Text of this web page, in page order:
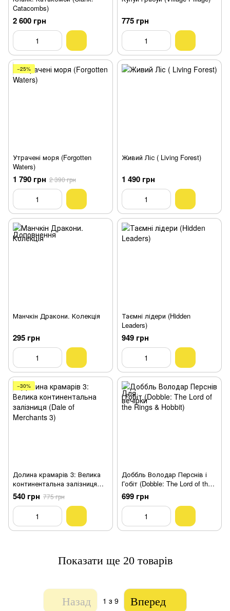
Catacombs)
2 600 грн 775 грн
−25%
Утрачені моря (Forgotten
Waters)
1 790 грн 2 390 грн
Живий Ліс ( Living Forest)
1 490 грн
Манчкін Дракони. Колекція
295 грн
Таємні лідери (Hidden
Leaders)
949 грн
−30%
Долина крамарів 3: Велика
континентальна залізниця
(Dale of Merchants 3)
540 грн 775 грн
Доббль Володар Перснів і
Гобіт (Dobble: The Lord of the
Rings & Hobbit)
699 грн
Показати ще 20 товарів
Назад 1 з 9 Вперед